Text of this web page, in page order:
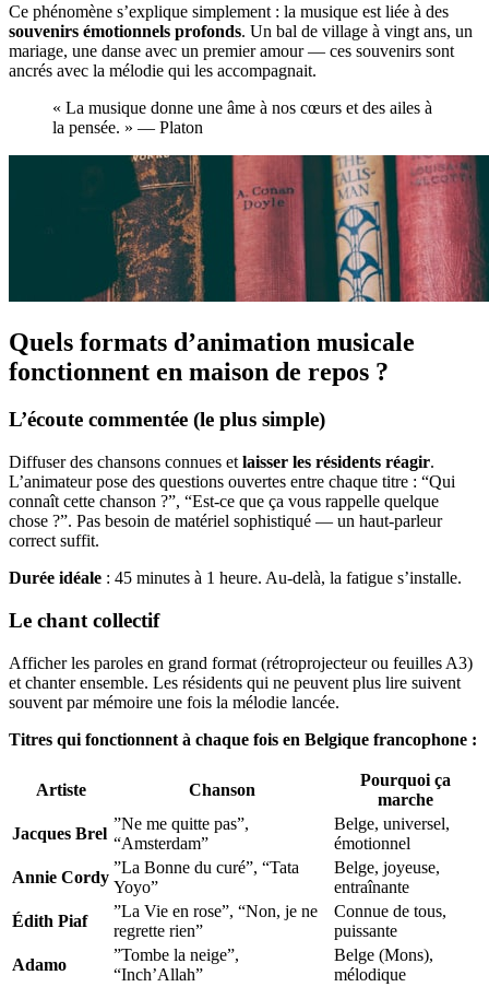
Ce phénomène s’explique simplement : la musique est liée à des
souvenirs émotionnels profonds. Un bal de village à vingt ans, un
mariage, une danse avec un premier amour — ces souvenirs sont
ancrés avec la mélodie qui les accompagnait.
« La musique donne une âme à nos cœurs et des ailes à
la pensée. » — Platon
Quels formats d’animation musicale
fonctionnent en maison de repos ?
L’écoute commentée (le plus simple)
Diffuser des chansons connues et laisser les résidents réagir.
L’animateur pose des questions ouvertes entre chaque titre : “Qui
connaît cette chanson ?”, “Est-ce que ça vous rappelle quelque
chose ?”. Pas besoin de matériel sophistiqué — un haut-parleur
correct suffit.
Durée idéale : 45 minutes à 1 heure. Au-delà, la fatigue s’installe.
Le chant collectif
Afficher les paroles en grand format (rétroprojecteur ou feuilles A3)
et chanter ensemble. Les résidents qui ne peuvent plus lire suivent
souvent par mémoire une fois la mélodie lancée.
Titres qui fonctionnent à chaque fois en Belgique francophone :
Artiste Chanson
Pourquoi ça
marche
Jacques Brel
”Ne me quitte pas”,
“Amsterdam”
Belge, universel,
émotionnel
Annie Cordy
”La Bonne du curé”, “Tata
Yoyo”
Belge, joyeuse,
entraînante
Édith Piaf
”La Vie en rose”, “Non, je ne
regrette rien”
Connue de tous,
puissante
Adamo
”Tombe la neige”,
“Inch’Allah”
Belge (Mons),
mélodique